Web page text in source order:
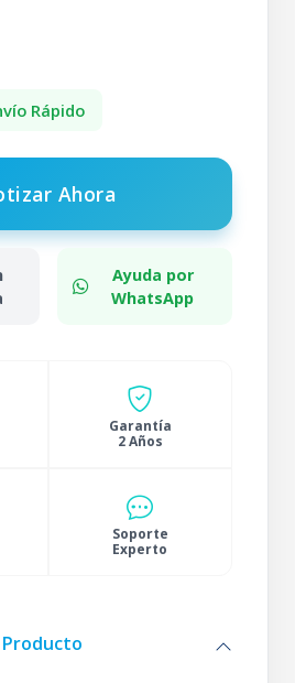
Rápido
Ahora
Ayuda por
WhatsApp
Garantía
2 Años
Soporte
Experto